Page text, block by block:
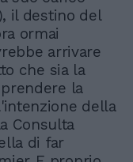
il destino del
ormai
arrivare
che sia la
la
della
Consulta
di far